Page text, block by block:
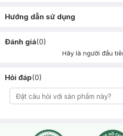
Hướng dẫn sử dụng
Đánh giá(0)
Hãy là người đầu
Hỏi đáp(0)